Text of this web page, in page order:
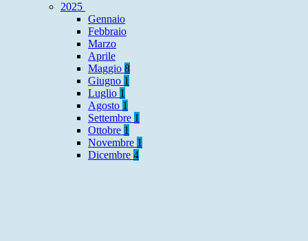
2025
Gennaio
Febbraio
Marzo
Aprile
Maggio 8
Giugno 1
Luglio 1
Agosto 1
Settembre 1
Ottobre 1
Novembre 1
Dicembre 4